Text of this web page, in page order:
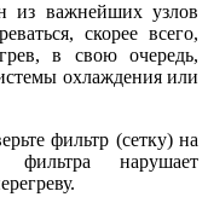
из важнейших узлов
скорее всего,
в свою очередь,
охлаждения или
фильтр (сетку) на
фильтра нарушает